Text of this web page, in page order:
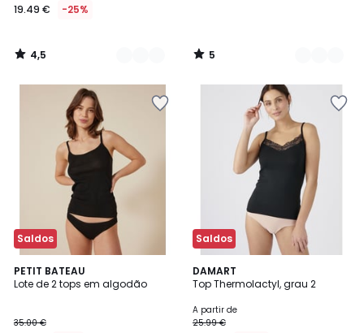
19.49 € -25%
4,5
/
5
/
Saldos
PETIT BATEAU
Lote de 2 tops em algodão
35.00 €
5
/
Saldos
DAMART
Top Thermolactyl, grau 2
A partir de
25.99 €
5
/
2
Cores